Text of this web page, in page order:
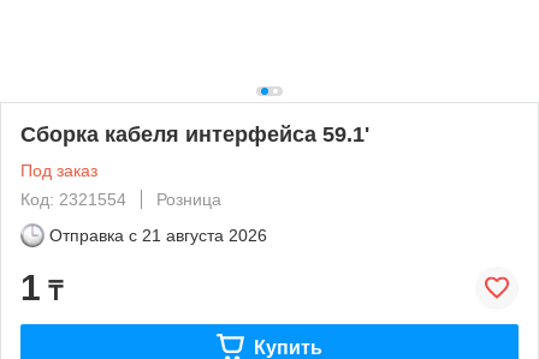
Сборка кабеля интерфейса 59.1'
Под заказ
Код: 2321554
Розница
Отправка с 21 августа 2026
1 ₸
Купить